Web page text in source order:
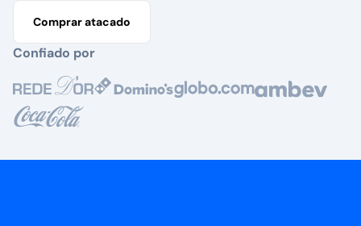
Comprar atacado
Confiado por